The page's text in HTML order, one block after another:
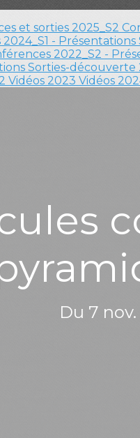
et sorties 2025_S2
- Présentations
2022_S2 -
Sorties-découverte
Vidéos 2023 Vidéos
Du 7